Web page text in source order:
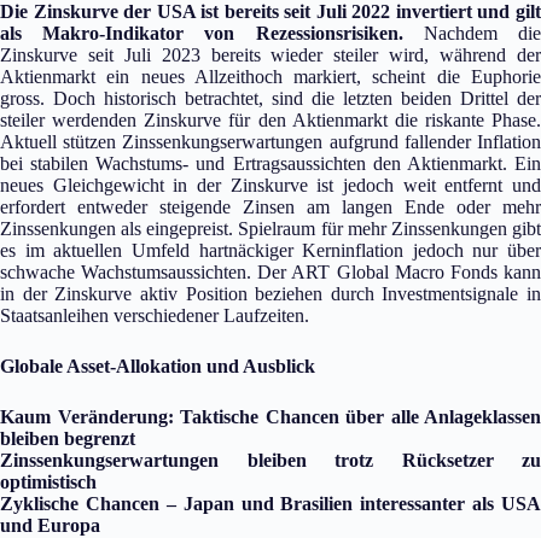
Die Zinskurve der USA ist bereits seit Juli 2022 invertiert und gilt
als Makro-Indikator von Rezessionsrisiken.Nachdem die
Zinskurve seit Juli 2023 bereits wieder steiler wird, während der
Aktienmarkt ein neues Allzeithoch markiert, scheint die Euphorie
gross. Doch historisch betrachtet, sind die letzten beiden Drittel der
steiler werdenden Zinskurve für den Aktienmarkt die riskante Phase.
Aktuell stützen Zinssenkungserwartungen aufgrund fallender Inflation
bei stabilen Wachstums- und Ertragsaussichten den Aktienmarkt. Ein
neues Gleichgewicht in der Zinskurve ist jedoch weit entfernt und
erfordert entweder steigende Zinsen am langen Ende oder mehr
Zinssenkungen als eingepreist. Spielraum für mehr Zinssenkungen gibt
es im aktuellen Umfeld hartnäckiger Kerninflation jedoch nur über
schwache Wachstumsaussichten. Der ART Global Macro Fonds kann
in der Zinskurve aktiv Position beziehen durch Investmentsignale in
Staatsanleihen verschiedener Laufzeiten.
Globale Asset-Allokation und Ausblick
Kaum Veränderung: Taktische Chancen über alle Anlageklassen
bleiben begrenzt
Zinssenkungserwartungen bleiben trotz Rücksetzer zu
optimistisch
Zyklische Chancen – Japan und Brasilien interessanter als USA
und Europa